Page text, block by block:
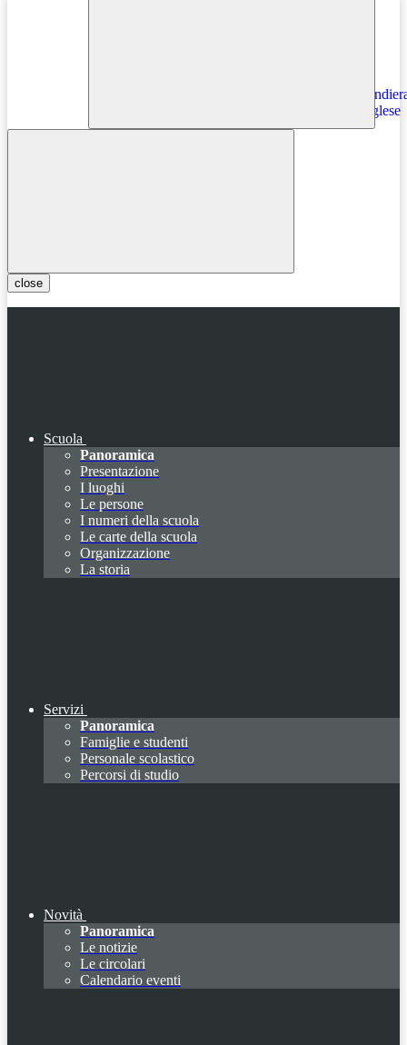
close
Scuola
Panoramica
Presentazione
I luoghi
Le persone
I numeri della scuola
Le carte della scuola
Organizzazione
La storia
Servizi
Panoramica
Famiglie e studenti
Personale scolastico
Percorsi di studio
Novità
Panoramica
Le notizie
Le circolari
Calendario eventi